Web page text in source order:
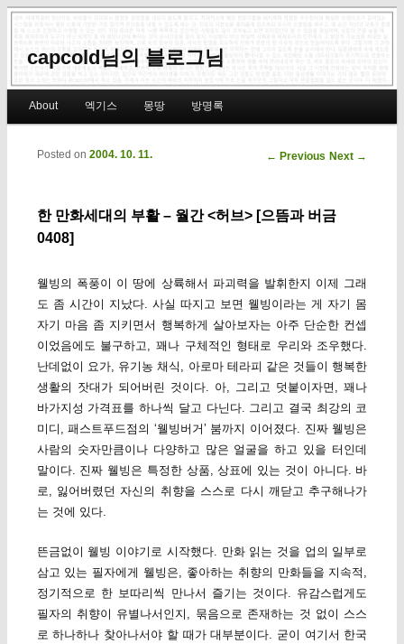
capcold님의 블로그님
Skip to primary content
Skip to secondary content
About 엑기스 몽땅 방명록
Post navigation
← Previous Next →
한 만화세대의 부활 – 월간 <허브> [으뜸과 버금
0408]
Posted on 2004. 10. 11.
웰빙의 폭풍이 이 땅에 상륙해서 파괴력을 발휘한지 이제 그래
도 좀 시간이 지났다. 사실 따지고 보면 웰빙이라는 게 자기 몸
자기 마음 좀 지키면서 행복하게 살아보자는 아주 단순한 컨셉
이었음에도 불구하고, 꽤나 구체적인 형태로 우리와 조우했다.
난데없이 요가, 유기농 채식, 아로마 테라피 같은 것들이 행복한
생활의 잣대가 되어버린 것이다. 아, 그리고 덧붙이자면, 꽤나
바가지성 가격표를 하나씩 달고 다닌다. 그리고 결국 최강의 코
미디, 패스트푸드점의 ‘웰빙버거’ 붐까지 이어졌다. 진짜 웰빙은
사람의 숫자만큼이나 다양하고 많은 얼굴을 하고 있을 터인데
말이다. 진짜 웰빙은 특정한 상품, 상표에 있는 것이 아니다. 바
로, 잃어버렸던 자신의 취향을 스스로 다시 깨닫고 추구해나가
는 것에 있다.
뜬금없이 웰빙 이야기로 시작했다. 만화 읽는 것을 업의 일부로
삼고 있는 필자에게 웰빙은, 좋아하는 취향의 만화들을 지속적,
정기적으로 한 보따리씩 만나서 즐기는 것이다. 유감스럽게도
필자의 취향이 유별나서인지, 묶음으로 존재하는 것 없이 스스
로 하나하나 찾아나서야 할 때가 대부분이다. 굳이 여기서 한국